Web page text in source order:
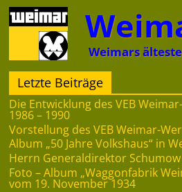
Zum
Inhalt
springen
Weimars
Letzte Beiträge
Die Entwicklung des VEB
1986 – 1990
Vorstellung des VEB Weimar-
Album „50 Jahre Volkshaus“ in
Herrn Generaldirektor
Foto – Album „Waggonfabrik
vom 19. November 1934